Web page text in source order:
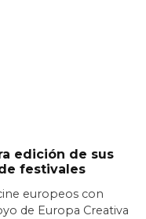
edición de sus
festivales
europeos con
de Europa Creativa